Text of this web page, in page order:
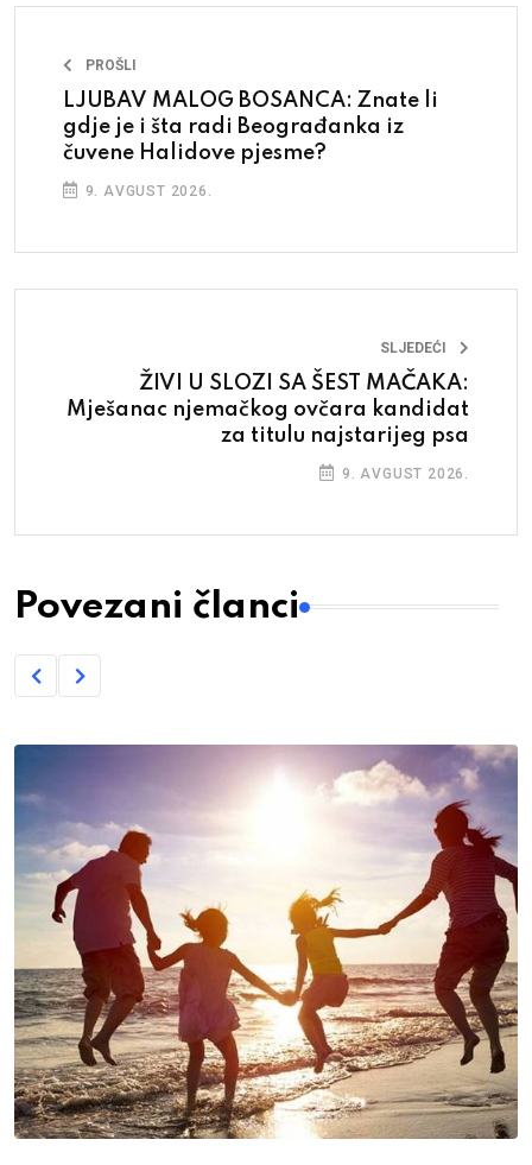
PROŠLI
LJUBAV MALOG BOSANCA: Znate li
gdje je i šta radi Beograđanka iz
čuvene Halidove pjesme?
9. AVGUST 2026.
SLJEDEĆI
ŽIVI U SLOZI SA ŠEST MAČAKA:
Mješanac njemačkog ovčara kandidat
za titulu najstarijeg psa
9. AVGUST 2026.
Povezani članci